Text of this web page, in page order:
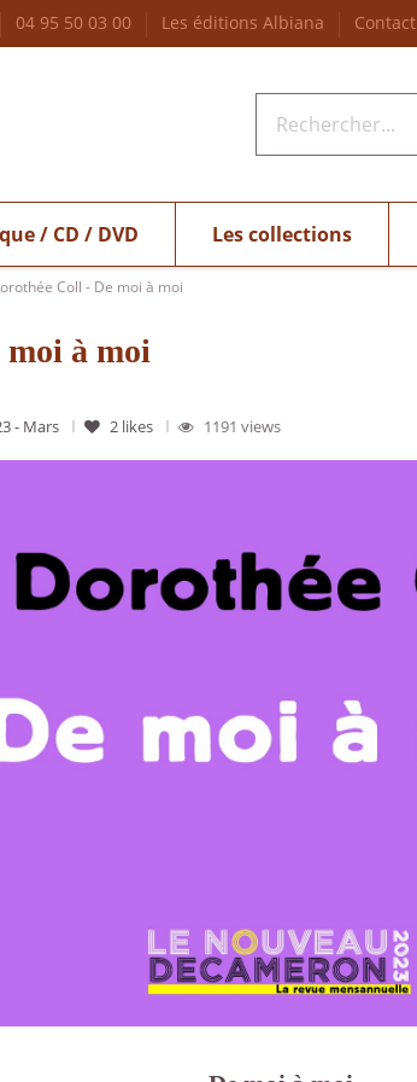
04 95 50 03 00 Les éditions Albiana Contact
/ CD / DVD Les collections
Coll - De moi à moi
moi à moi
- Mars 2 likes 1191 views